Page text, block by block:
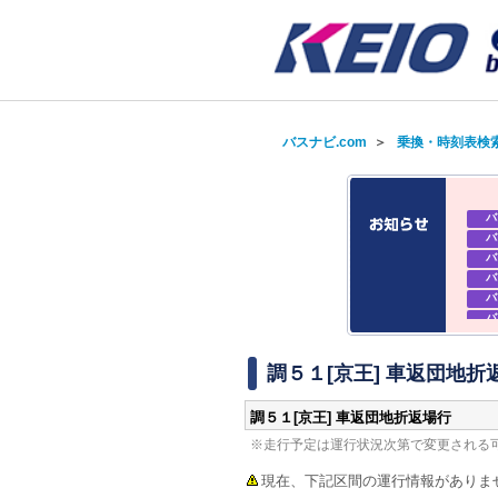
バスナビ.com ＞ 乗換・時刻表検
調５１[京王] 車返団地折
調５１[京王] 車返団地折返場行
※走行予定は運行状況次第で変更される
現在、下記区間の運行情報がありま